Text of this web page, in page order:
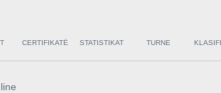
CERTIFIKATË STATISTIKAT TURNE